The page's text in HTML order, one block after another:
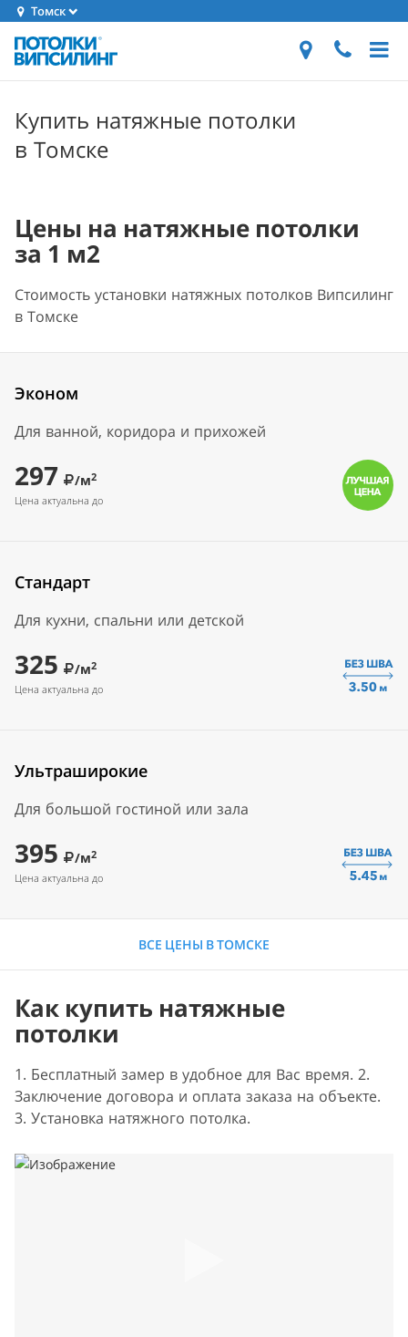
Томск
Купить натяжные потолки
в Томске
Цены на натяжные потолки
за 1 м2
Стоимость установки натяжных потолков Випсилинг
в Томске
Эконом
Для ванной, коридора и прихожей
297 /м2
Цена актуальна до
Стандарт
Для кухни, спальни или детской
325 /м2
Цена актуальна до
Ультраширокие
Для большой гостиной или зала
395 /м2
Цена актуальна до
ВСЕ ЦЕНЫ В ТОМСКЕ
Как купить натяжные
потолки
1. Бесплатный замер в удобное для Вас время. 2.
Заключение договора и оплата заказа на объекте.
3. Установка натяжного потолка.